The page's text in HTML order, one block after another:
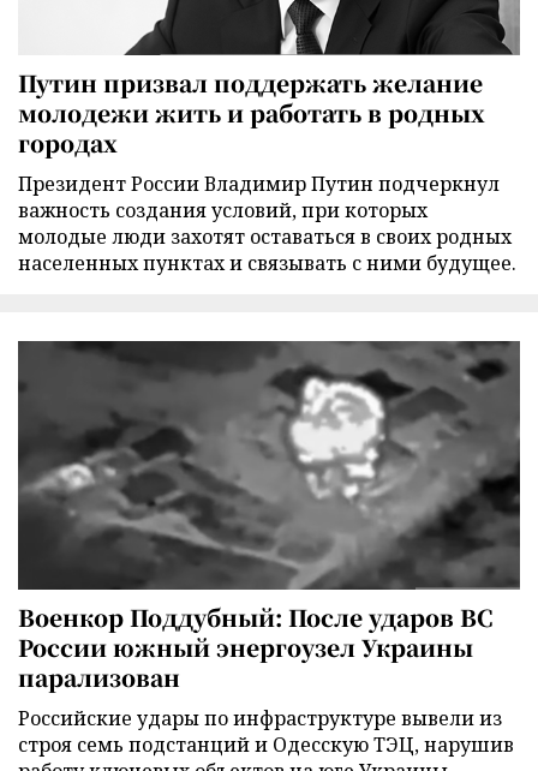
Путин призвал поддержать желание
молодежи жить и работать в родных
городах
Президент России Владимир Путин подчеркнул
важность создания условий, при которых
молодые люди захотят оставаться в своих родных
населенных пунктах и связывать с ними будущее.
Военкор Поддубный: После ударов ВС
России южный энергоузел Украины
парализован
Российские удары по инфраструктуре вывели из
строя семь подстанций и Одесскую ТЭЦ, нарушив